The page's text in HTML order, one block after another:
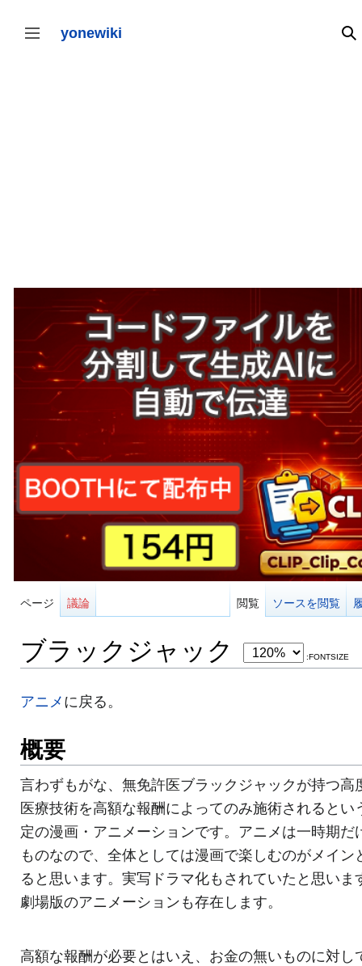
テ
サイドバーの切り替え yonewiki 検
ページ 議論 閲覧 ソースを閲覧
ブラックジャック :FONTSIZE
アニメに戻る。
概要
言わずもがな、無免許医ブラックジャックが持つ高
医療技術を高額な報酬によってのみ施術されるとい
定の漫画・アニメーションです。アニメは一時期だ
ものなので、全体としては漫画で楽しむのがメイン
ると思います。実写ドラマ化もされていたと思いま
劇場版のアニメーションも存在します。
高額な報酬が必要とはいえ、お金の無いものに対し